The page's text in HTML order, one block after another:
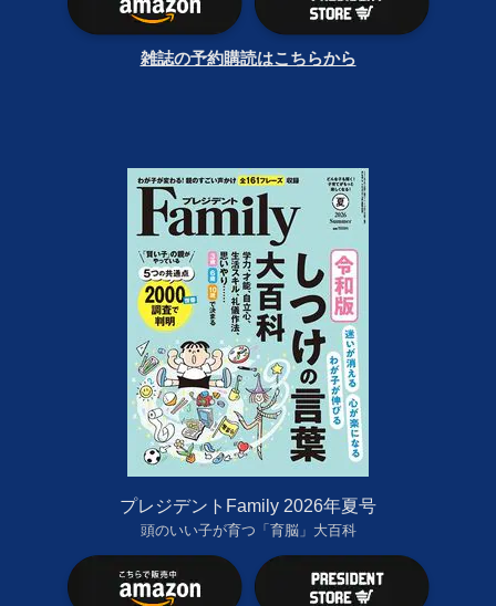
雑誌の予約購読はこちらから
プレジデントFamily 2026年夏号
頭のいい子が育つ「育脳」大百科